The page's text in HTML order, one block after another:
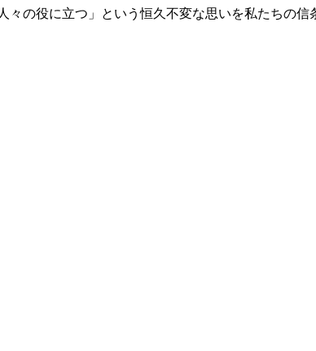
々の役に立つ」という恒久不変な思いを私たちの